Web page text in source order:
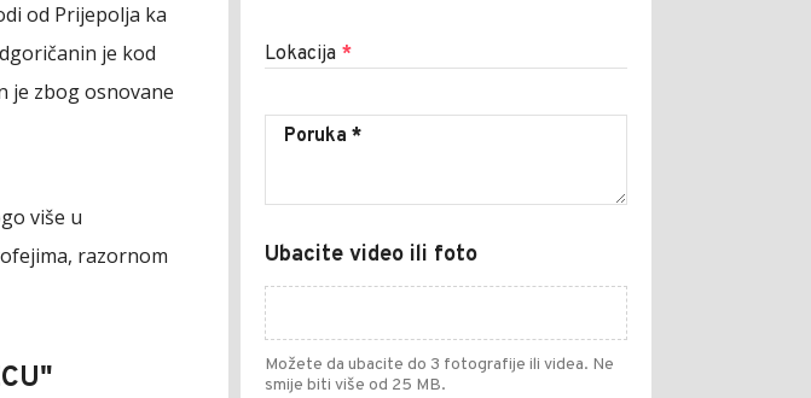
od Prijepolja ka
je kod
je zbog osnovane
više u
razornom
Lokacija *
Ubacite video ili foto
Možete da ubacite do 3 fotografije ili videa. Ne
smije biti više od 25 MB.